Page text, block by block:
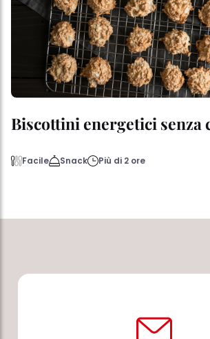
Biscottini energetici senza
Facile Snack Più di 2 ore